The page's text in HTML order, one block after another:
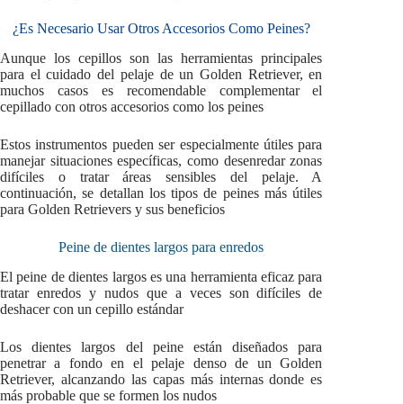
¿Es Necesario Usar Otros Accesorios Como Peines?
Aunque los cepillos son las herramientas principales
para el cuidado del pelaje de un Golden Retriever, en
muchos casos es recomendable complementar el
cepillado con otros accesorios como los peines
Estos instrumentos pueden ser especialmente útiles para
manejar situaciones específicas, como desenredar zonas
difíciles o tratar áreas sensibles del pelaje. A
continuación, se detallan los tipos de peines más útiles
para Golden Retrievers y sus beneficios
Peine de dientes largos para enredos
El peine de dientes largos es una herramienta eficaz para
tratar enredos y nudos que a veces son difíciles de
deshacer con un cepillo estándar
Los dientes largos del peine están diseñados para
penetrar a fondo en el pelaje denso de un Golden
Retriever, alcanzando las capas más internas donde es
más probable que se formen los nudos